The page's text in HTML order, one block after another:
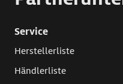
Service
Herstellerliste
Händlerliste